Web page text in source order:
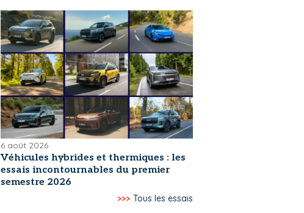
6 août 2026
Véhicules hybrides et thermiques : les
essais incontournables du premier
semestre 2026
>>> Tous les essais